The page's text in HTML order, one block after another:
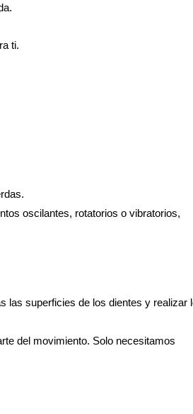
ti.
oscilantes, rotatorios o vibratorios,
las superficies de los dientes y realizar
del movimiento. Solo necesitamos